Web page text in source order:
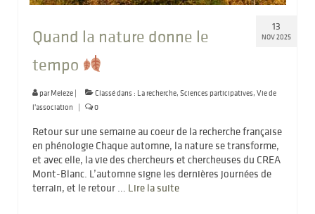
13
NOV 2025
Quand la nature donne le
tempo
parMeleze | Classé dans : La recherche, Sciences participatives, Vie de
l'association
| 0
Retour sur une semaine au coeur de la recherche française
en phénologie Chaque automne, la nature se transforme,
et avec elle, la vie des chercheurs et chercheuses du CREA
Mont-Blanc. L’automne signe les dernières journées de
terrain, et le retour … Lire la suite­­